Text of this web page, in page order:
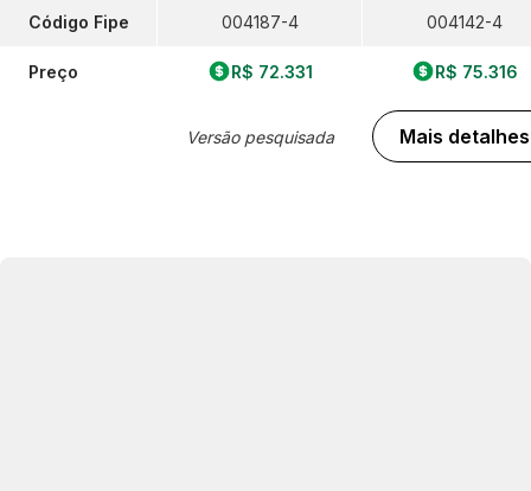
Código Fipe
Preço
004187-4
R$ 72.331
Versão pesquisada
004142-4
R$ 75.316
Mais detalhes